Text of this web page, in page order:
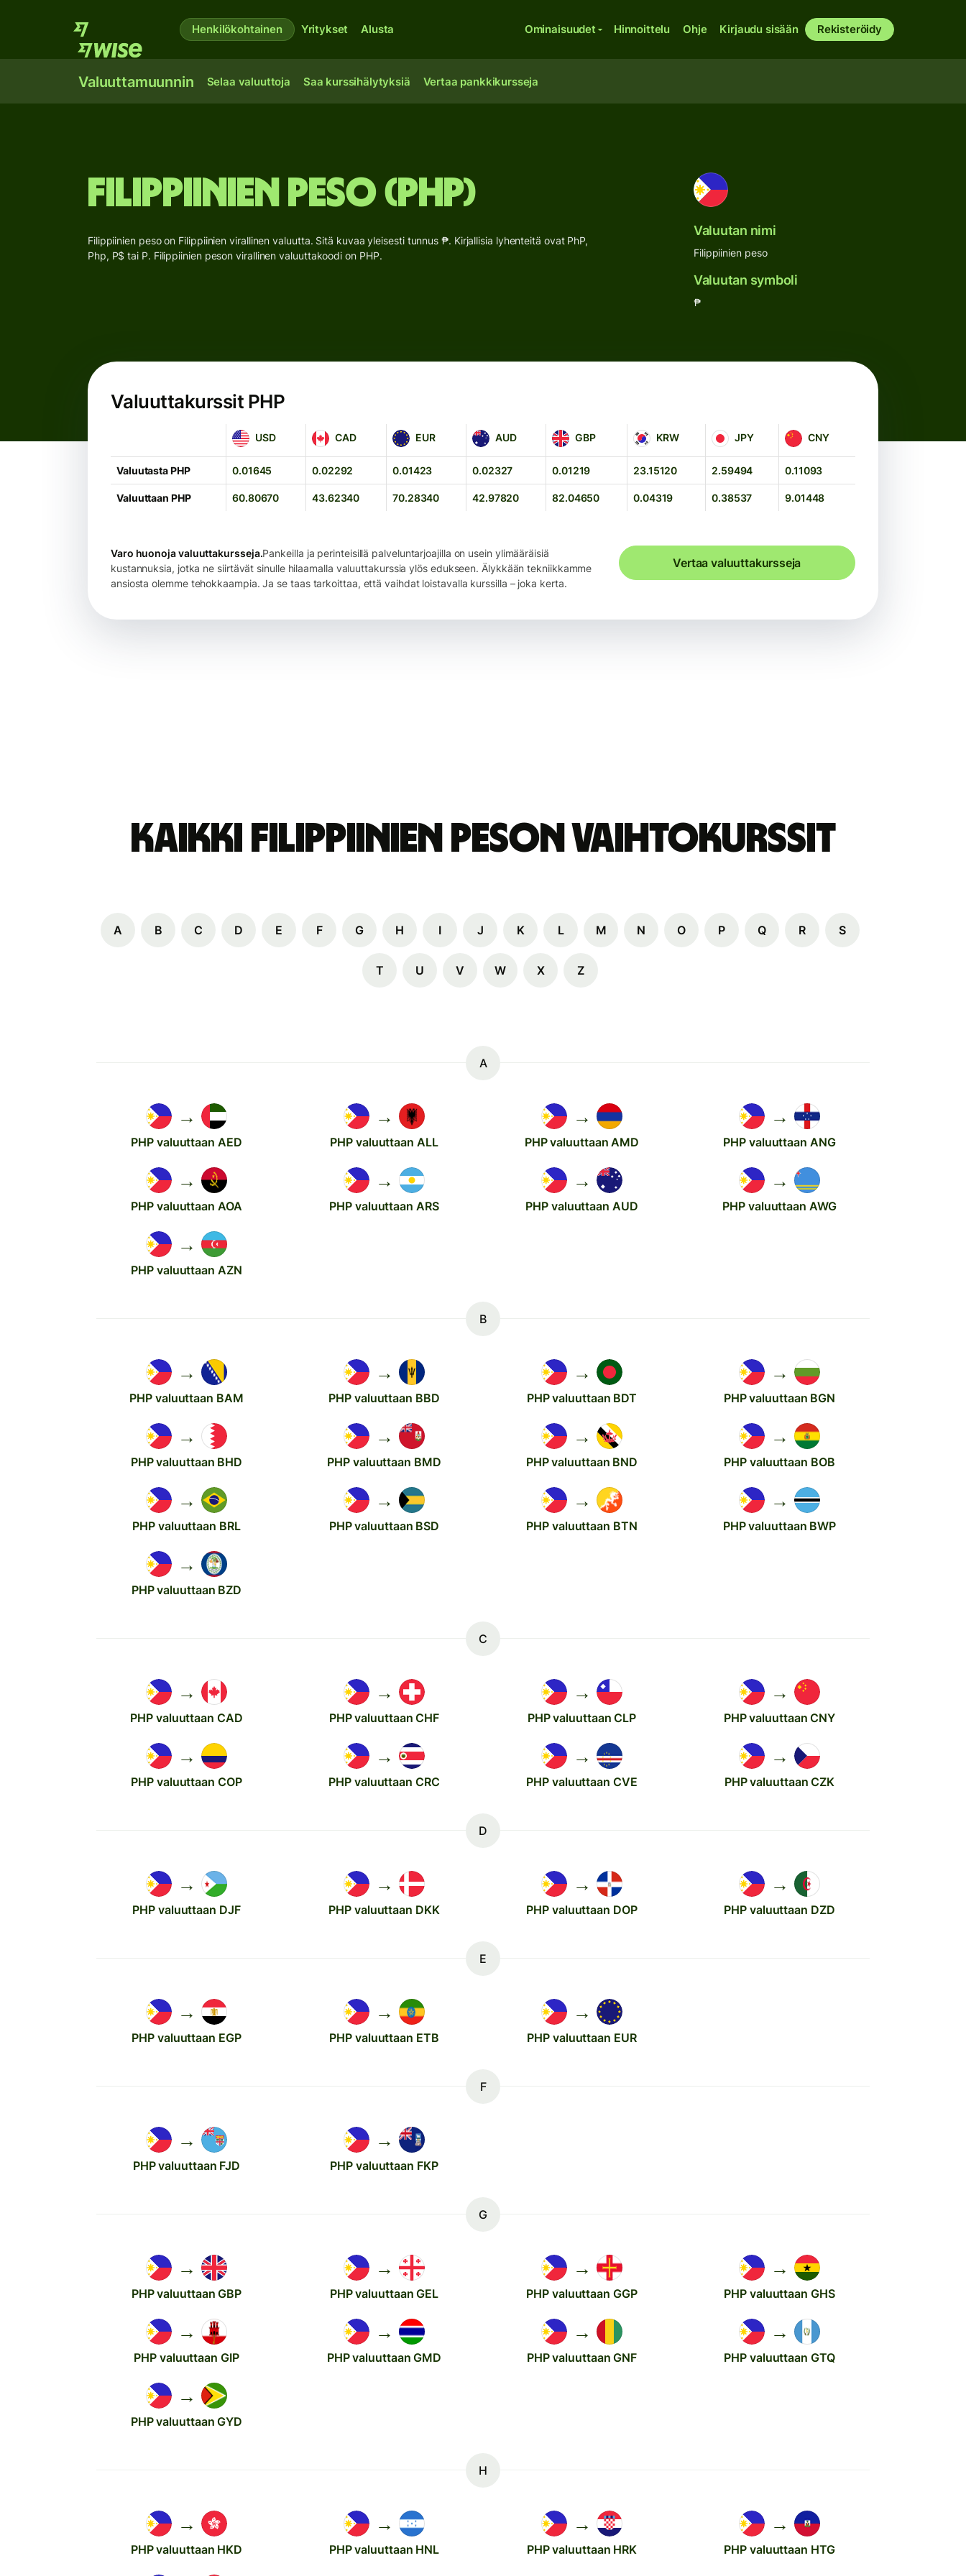
Henkilökohtainen Yritykset Alusta Ominaisuudet Hinnoittelu Ohje Kirjaudu sisään Rekisteröidy
Valuuttamuunnin Selaa valuuttoja Saa kurssihälytyksiä Vertaa pankkikursseja
Filippiinien peso (PHP)
Filippiinien peso on Filippiinien virallinen valuutta. Sitä kuvaa yleisesti tunnus ₱. Kirjallisia lyhenteitä ovat PhP,
Php, P$ tai P. Filippiinien peson virallinen valuuttakoodi on PHP.
Valuutan nimi
Filippiinien peso
Valuutan symboli
₱
Valuuttakurssit PHP
USD
USD CAD
CAD EUR
EUR AUD
AUD GBP
GBP KRW
KRW JPY
JPY CNY
CNY
Valuutasta PHP 0.01645 0.02292 0.01423 0.02327 0.01219 23.15120 2.59494 0.11093
Valuuttaan PHP 60.80670 43.62340 70.28340 42.97820 82.04650 0.04319 0.38537 9.01448
Varo huonoja valuuttakursseja.Pankeilla ja perinteisillä palveluntarjoajilla on usein ylimääräisiä
kustannuksia, jotka ne siirtävät sinulle hilaamalla valuuttakurssia ylös edukseen. Älykkään tekniikkamme
ansiosta olemme tehokkaampia. Ja se taas tarkoittaa, että vaihdat loistavalla kurssilla – joka kerta.
Vertaa valuuttakursseja
Kaikki Filippiinien peson vaihtokurssit
A B C D E F G H I J K L M N O P Q R S
T U V W X Z
A
→
PHP valuuttaan AED
→
PHP valuuttaan ALL
→
PHP valuuttaan AMD
→
PHP valuuttaan ANG
→
PHP valuuttaan AOA
→
PHP valuuttaan ARS
→
PHP valuuttaan AUD
→
PHP valuuttaan AWG
→
PHP valuuttaan AZN
B
→
PHP valuuttaan BAM
→
PHP valuuttaan BBD
→
PHP valuuttaan BDT
→
PHP valuuttaan BGN
→
PHP valuuttaan BHD
→
PHP valuuttaan BMD
→
PHP valuuttaan BND
→
PHP valuuttaan BOB
→
PHP valuuttaan BRL
→
PHP valuuttaan BSD
→
PHP valuuttaan BTN
→
PHP valuuttaan BWP
→
PHP valuuttaan BZD
C
→
PHP valuuttaan CAD
→
PHP valuuttaan CHF
→
PHP valuuttaan CLP
→
PHP valuuttaan CNY
→
PHP valuuttaan COP
→
PHP valuuttaan CRC
→
PHP valuuttaan CVE
→
PHP valuuttaan CZK
D
→
PHP valuuttaan DJF
→
PHP valuuttaan DKK
→
PHP valuuttaan DOP
→
PHP valuuttaan DZD
E
→
PHP valuuttaan EGP
→
PHP valuuttaan ETB
→
PHP valuuttaan EUR
F
→
PHP valuuttaan FJD
→
PHP valuuttaan FKP
G
→
PHP valuuttaan GBP
→
PHP valuuttaan GEL
→
PHP valuuttaan GGP
→
PHP valuuttaan GHS
→
PHP valuuttaan GIP
→
PHP valuuttaan GMD
→
PHP valuuttaan GNF
→
PHP valuuttaan GTQ
→
PHP valuuttaan GYD
H
→
PHP valuuttaan HKD
→
PHP valuuttaan HNL
→
PHP valuuttaan HRK
→
PHP valuuttaan HTG